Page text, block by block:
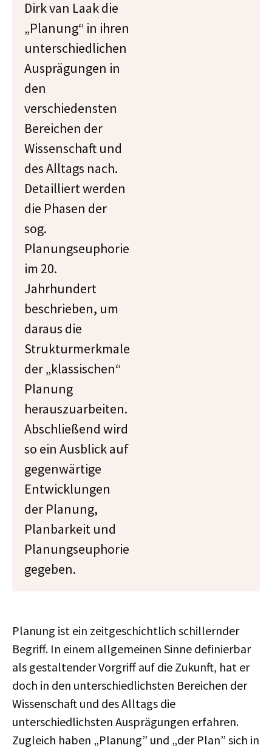
Dirk van Laak die
„Planung“ in ihren
unterschiedlichen
Ausprägungen in
den
verschiedensten
Bereichen der
Wissenschaft und
des Alltags nach.
Detailliert werden
die Phasen der
sog.
Planungseuphorie
im 20.
Jahrhundert
beschrieben, um
daraus die
Strukturmerkmale
der „klassischen“
Planung
herauszuarbeiten.
Abschließend wird
so ein Ausblick auf
gegenwärtige
Entwicklungen
der Planung,
Planbarkeit und
Planungseuphorie
gegeben.
Planung ist ein zeitgeschichtlich schillernder
Begriff. In einem allgemeinen Sinne definierbar
als gestaltender Vorgriff auf die Zukunft, hat er
doch in den unterschiedlichsten Bereichen der
Wissenschaft und des Alltags die
unterschiedlichsten Ausprägungen erfahren.
Zugleich haben „Planung” und „der Plan” sich in